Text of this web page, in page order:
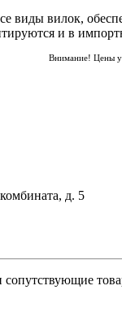
виды вилок,
и в
Внимание! Цены
д. 5
сопутствующие